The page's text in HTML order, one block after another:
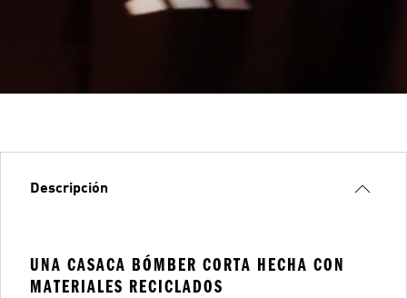
Descripción
UNA CASACA BÓMBER CORTA HECHA CON
MATERIALES RECICLADOS